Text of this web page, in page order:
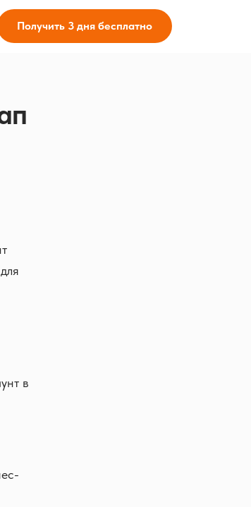
Получить 3 дня бесплатно
в